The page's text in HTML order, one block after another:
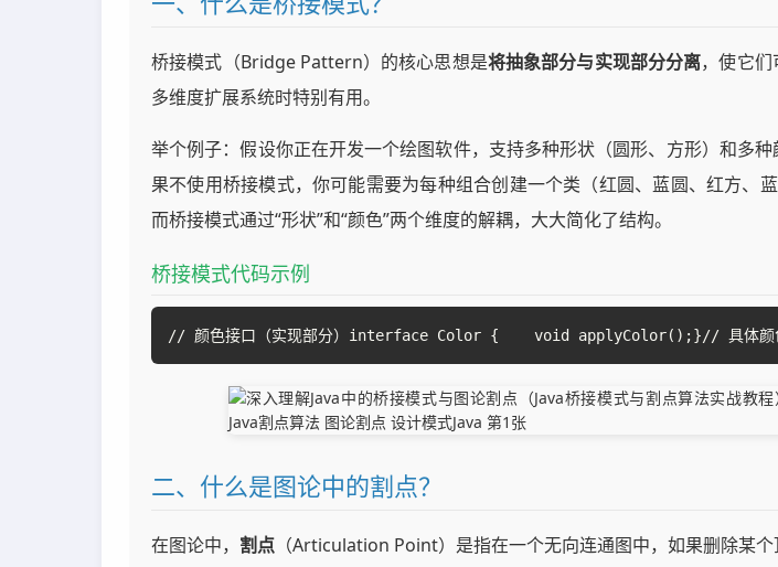
桥接模式（Bridge Pattern）的核心思想是将抽象部分与实现部分分离，使它
多维度扩展系统时特别有用。
举个例子：假设你正在开发一个绘图软件，支持多种形状（圆形、方形）和多
果不使用桥接模式，你可能需要为每种组合创建一个类（红圆、蓝圆、红方、
而桥接模式通过“形状”和“颜色”两个维度的解耦，大大简化了结构。
桥接模式代码示例
// 颜色接口（实现部分）interface Color {    void applyColor();}//
二、什么是图论中的割点？
在图论中， 割点 （Articulation Point）是指在一个无向连通图中，如果删除某